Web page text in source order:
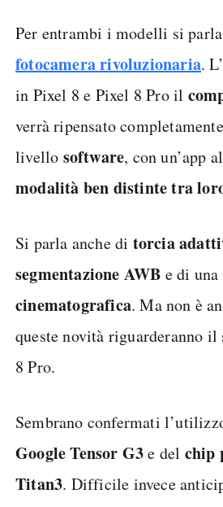
Per entrambi i modelli si
fotocamera rivoluzionaria.
in Pixel 8 e Pixel 8 Pro il
verrà ripensato
livello software, con un’app
modalità ben distinte tra
Si parla anche di torcia
segmentazione AWB e di una
cinematografica. Ma non è
queste novità riguarderanno
8 Pro.
Sembrano confermati
Google Tensor G3e del chip
Titan3. Difficile invece